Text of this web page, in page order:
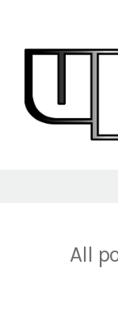
content
All